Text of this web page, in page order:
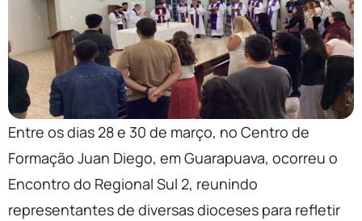
Entre os dias 28 e 30 de março, no Centro de
Formação Juan Diego, em Guarapuava, ocorreu o
Encontro do Regional Sul 2, reunindo
representantes de diversas dioceses para refletir